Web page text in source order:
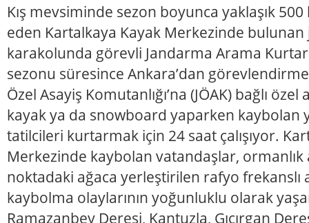
Kış mevsiminde sezon boyunca yaklaşık
eden Kartalkaya Kayak Merkezinde
karakolunda görevli Jandarma Arama
sezonu süresince Ankara’dan
Özel Asayiş Komutanlığı’na (JÖAK) bağlı
kayak ya da snowboard yaparken kaybolan
tatilcileri kurtarmak için 24 saat çalışıyor.
Merkezinde kaybolan vatandaşlar,
noktadaki ağaca yerleştirilen rafyo frekanslı
kaybolma olaylarının yoğunluklu olarak
Ramazanbey Deresi, Kantuzla, Gıcırgan